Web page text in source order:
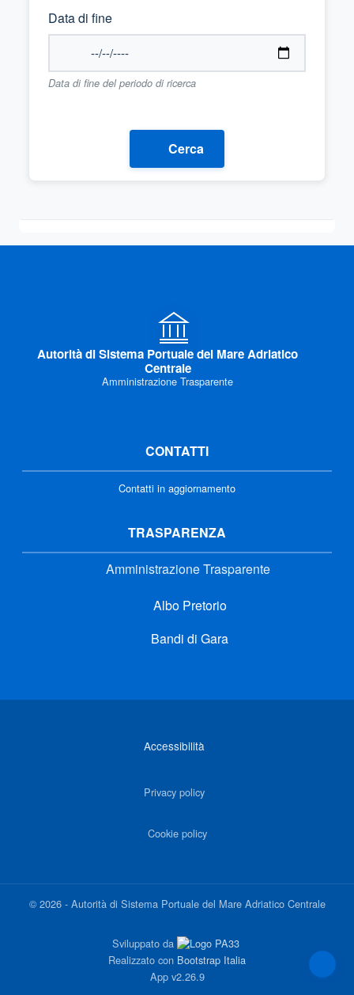
Data di fine
Data di fine del periodo di ricerca
Cerca
Autorità di Sistema Portuale del Mare Adriatico
Centrale
Amministrazione Trasparente
CONTATTI
Contatti in aggiornamento
TRASPARENZA
Amministrazione Trasparente
Albo Pretorio
Bandi di Gara
Accessibilità
Privacy policy
Cookie policy
©2026- Autorità di Sistema Portuale del Mare Adriatico Centrale
Sviluppato da
Realizzato con Bootstrap Italia
App v2.26.9